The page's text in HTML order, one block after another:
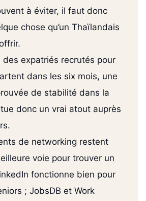
à éviter, il faut donc
chose qu’un Thaïlandais
des expatriés recrutés pour
dans les six mois, une
de stabilité dans la
donc un vrai atout auprès
de networking restent
voie pour trouver un
fonctionne bien pour
; JobsDB et Work